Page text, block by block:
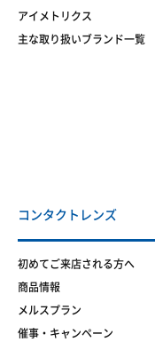
アイメトリクス
主な取り扱いブランド一覧
コンタクトレンズ
初めてご来店される方へ
商品情報
メルスプラン
催事・キャンペーン